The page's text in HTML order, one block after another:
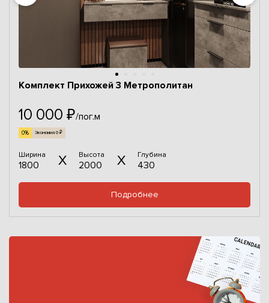
Комплект Прихожей 3 Метрополитан
10 000 ₽/пог.м
0% Экономия 0 ₽
Ширина
1800
Высота
2000
Глубина
430
Подробнее